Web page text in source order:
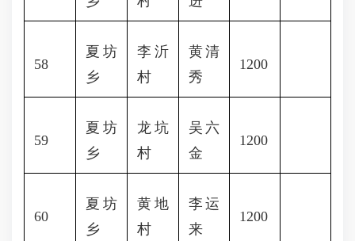
58
夏坊
乡
李沂
村
黄清
秀
1200
59
夏坊
乡
龙坑
村
吴六
金
1200
60
夏坊
乡
黄地
村
李运
来
1200